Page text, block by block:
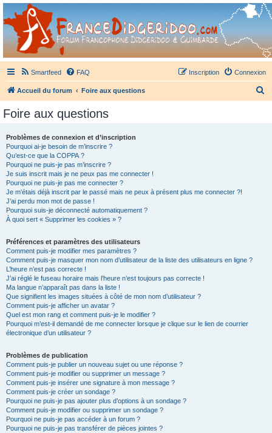
France Didgeridoo
Didgeridoo et Guimbarde sur France Didgeridoo - retrouvez la communauté.
Smartfeed FAQ Connexion
Inscription
Accueil du forum Foire aux questions
Foire aux questions
Problèmes de connexion et d’inscription
Pourquoi ai-je besoin de m’inscrire ?
Qu’est-ce que la COPPA ?
Pourquoi ne puis-je pas m’inscrire ?
Je suis inscrit mais je ne peux pas me connecter !
Pourquoi ne puis-je pas me connecter ?
Je m’étais déjà inscrit par le passé mais ne peux à présent plus me connecter ?!
J’ai perdu mon mot de passe !
Pourquoi suis-je déconnecté automatiquement ?
À quoi sert « Supprimer les cookies » ?
Préférences et paramètres des utilisateurs
Comment puis-je modifier mes paramètres ?
Comment puis-je masquer mon nom d’utilisateur de la liste des utilisateurs en ligne ?
L’heure n’est pas correcte !
J’ai réglé le fuseau horaire mais l’heure n’est toujours pas correcte !
Ma langue n’apparaît pas dans la liste !
Que signifient les images situées à côté de mon nom d’utilisateur ?
Comment puis-je afficher un avatar ?
Quel est mon rang et comment puis-je le modifier ?
Pourquoi m’est-il demandé de me connecter lorsque je clique sur le lien de courrier
électronique d’un utilisateur ?
Problèmes de publication
Comment puis-je publier un nouveau sujet ou une réponse ?
Comment puis-je modifier ou supprimer un message ?
Comment puis-je insérer une signature à mon message ?
Comment puis-je créer un sondage ?
Pourquoi ne puis-je pas ajouter plus d’options à un sondage ?
Comment puis-je modifier ou supprimer un sondage ?
Pourquoi ne puis-je pas accéder à un forum ?
Pourquoi ne puis-je pas transférer de pièces jointes ?